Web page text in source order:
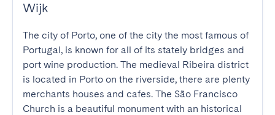
Wijk
The city of Porto, one of the city the most famous of
Portugal, is known for all of its stately bridges and
port wine production. The medieval Ribeira district
is located in Porto on the riverside, there are plenty
merchants houses and cafes. The São Francisco
Church is a beautiful monument with an historical